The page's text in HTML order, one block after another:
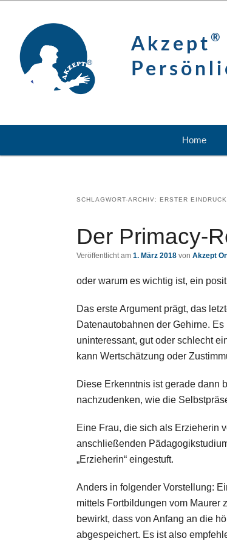
Inhalt
springen
sekundären
Inhalt
springen
Akzept ®
Home
SCHLAGWORT-ARCHIV: ERSTER EINDRUCK
Der Primacy-
Veröffentlicht am 1. März 2018 von Akzept
oder warum es wichtig ist, ein
Das erste Argument prägt, das
Datenautobahnen der Gehirne.
uninteressant, gut oder schlecht
kann Wertschätzung oder
Diese Erkenntnis ist gerade dann
nachzudenken, wie die
Eine Frau, die sich als Erzieherin
anschließenden
„Erzieherin“ eingestuft.
Anders in folgender Vorstellung:
mittels Fortbildungen vom Maurer
bewirkt, dass von Anfang an die
abgespeichert. Es ist also